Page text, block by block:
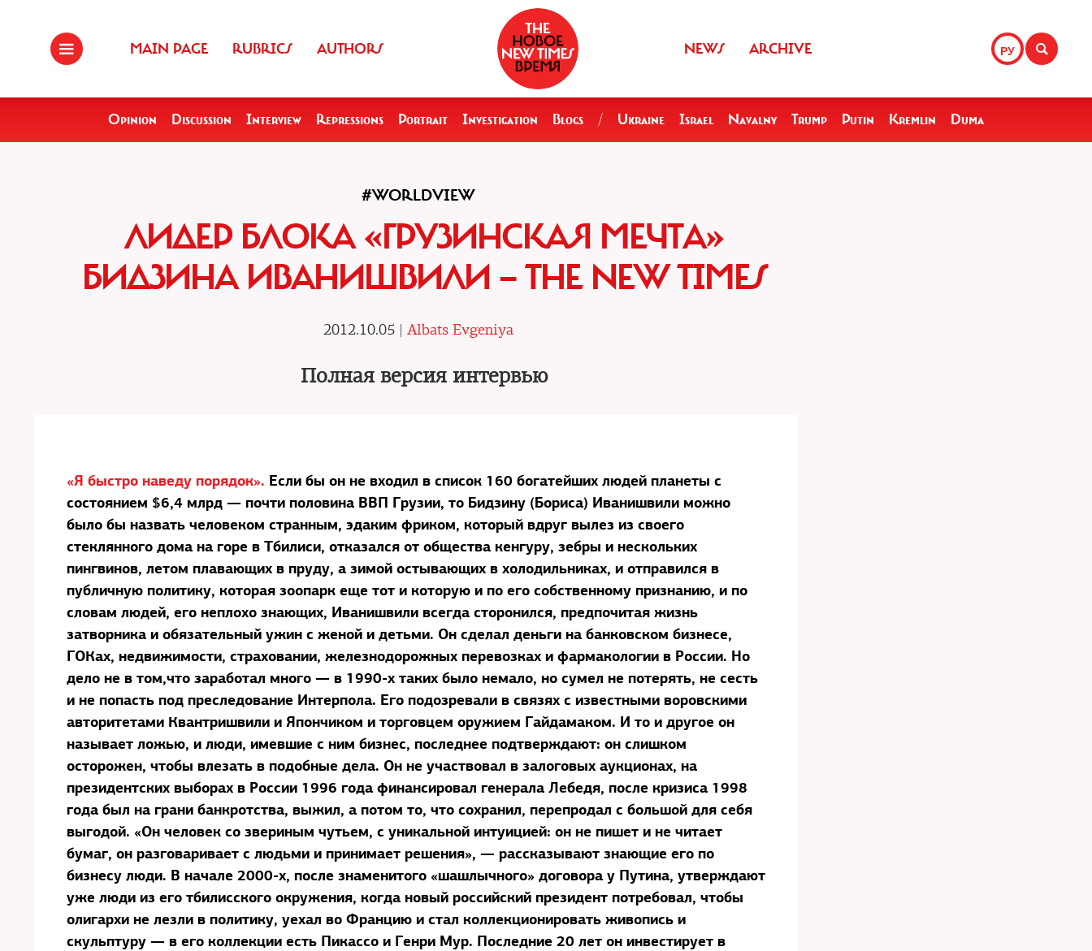
MAIN PAGE RUBRICS AUTHORS РУ
NEWS ARCHIVE
Opinion Discussion Interview Repressions Portrait Investigation Blogs / Ukraine Israel Navalny Trump Putin Kremlin Duma
#WORLDVIEW
ЛИДЕР БЛОКА «ГРУЗИНСКАЯ МЕЧТА»
БИДЗИНА ИВАНИШВИЛИ — THE NEW TIMES
2012.10.05 | Albats Evgeniya
Полная версия интервью
«Я быстро наведу порядок». Если бы он не входил в список 160 богатейших людей планеты с
состоянием $6,4 млрд — почти половина ВВП Грузии, то Бидзину (Бориса) Иванишвили можно
было бы назвать человеком странным, эдаким фриком, который вдруг вылез из своего
стеклянного дома на горе в Тбилиси, отказался от общества кенгуру, зебры и нескольких
пингвинов, летом плавающих в пруду, а зимой остывающих в холодильниках, и отправился в
публичную политику, которая зоопарк еще тот и которую и по его собственному признанию, и по
словам людей, его неплохо знающих, Иванишвили всегда сторонился, предпочитая жизнь
затворника и обязательный ужин с женой и детьми. Он сделал деньги на банковском бизнесе,
ГОКах, недвижимости, страховании, железнодорожных перевозках и фармакологии в России. Но
дело не в том,что заработал много — в 1990-х таких было немало, но сумел не потерять, не сесть
и не попасть под преследование Интерпола. Его подозревали в связях с известными воровскими
авторитетами Квантришвили и Япончиком и торговцем оружием Гайдамаком. И то и другое он
называет ложью, и люди, имевшие с ним бизнес, последнее подтверждают: он слишком
осторожен, чтобы влезать в подобные дела. Он не участвовал в залоговых аукционах, на
президентских выборах в России 1996 года финансировал генерала Лебедя, после кризиса 1998
года был на грани банкротства, выжил, а потом то, что сохранил, перепродал с большой для себя
выгодой. «Он человек со звериным чутьем, с уникальной интуицией: он не пишет и не читает
бумаг, он разговаривает с людьми и принимает решения», — рассказывают знающие его по
бизнесу люди. В начале 2000-х, после знаменитого «шашлычного» договора у Путина, утверждают
уже люди из его тбилисского окружения, когда новый российский президент потребовал, чтобы
олигархи не лезли в политику, уехал во Францию и стал коллекционировать живопись и
скульптуру — в его коллекции есть Пикассо и Генри Мур. Последние 20 лет он инвестирует в